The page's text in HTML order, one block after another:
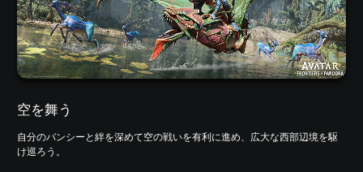
空を舞う
自分のバンシーと絆を深めて空の戦いを有利に進め、広大な西部辺境を駆
け巡ろう。